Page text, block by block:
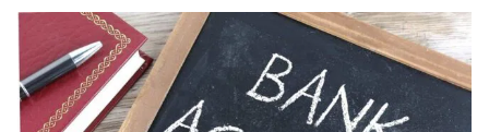
sulle criptovalute: […]